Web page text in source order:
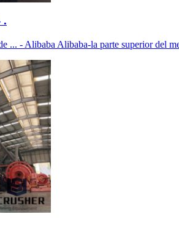
.
... - Alibaba Alibaba-la parte superior del